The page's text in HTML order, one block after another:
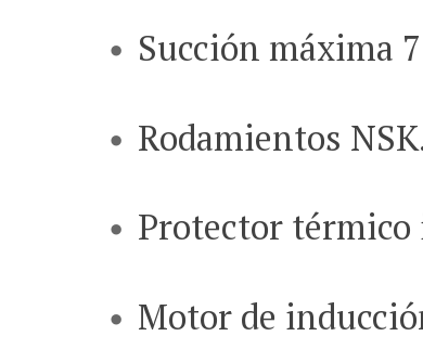
Succión máxima
Rodamientos
Protector térmico
Motor de